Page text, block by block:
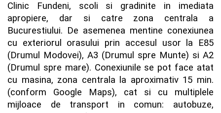
Clinic Fundeni, scoli si gradinite in imediata
apropiere, dar si catre zona centrala a
Bucurestiului. De asemenea mentine conexiunea
cu exteriorul orasului prin accesul usor la E85
(Drumul Modovei), A3 (Drumul spre Munte) si A2
(Drumul spre mare). Conexiunile se pot face atat
cu masina, zona centrala la aproximativ 15 min.
(conform Google Maps), cat si cu multiplele
mijloace de transport in comun: autobuze,